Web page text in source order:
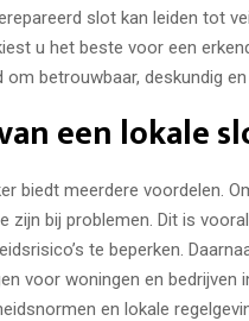
slot kan leiden tot
u het beste voor een
om betrouwbaar, deskundig
een lokale
biedt meerdere voordelen.
zijn bij problemen. Dit is
te beperken.
voor woningen en
en lokale